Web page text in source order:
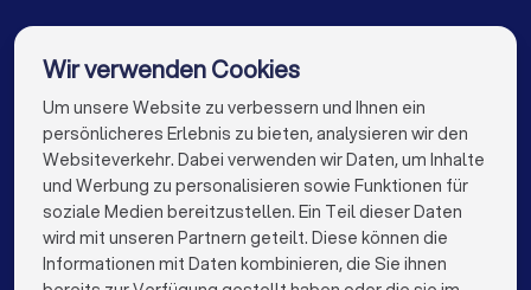
Berater für Baufinanzierung in Essen
Berater für Baufinanzierung in Nürnberg
Berater für Baufinanzierung in Hannover
Berater für Baufinanzierung in Duisburg
Berater für Baufinanzierung in Bochum
Die besten Unternehmen für Sie
info@trustlocal.de
Wir verwenden Cookies
Um unsere Website zu verbessern und Ihnen ein
persönlicheres Erlebnis zu bieten, analysieren wir den
Websiteverkehr. Dabei verwenden wir Daten, um Inhalte
und Werbung zu personalisieren sowie Funktionen für
soziale Medien bereitzustellen. Ein Teil dieser Daten
wird mit unseren Partnern geteilt. Diese können die
Informationen mit Daten kombinieren, die Sie ihnen